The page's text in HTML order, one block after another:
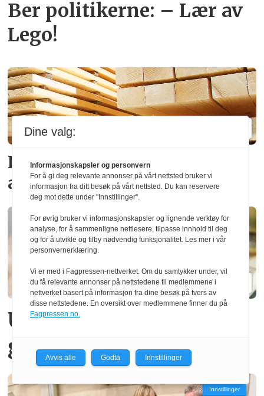
Ber politikerne: – Lær av
Lego!
Fortsatt svakttrelastsalg i
april
Urter dyrket i norsk
gran
Innstillinger
Dine valg:
Informasjonskapsler og personvern
For å gi deg relevante annonser på vårt nettsted bruker vi
informasjon fra ditt besøk på vårt nettsted. Du kan reservere
deg mot dette under "Innstillinger".
For øvrig bruker vi informasjonskapsler og lignende verktøy for
analyse, for å sammenligne nettlesere, tilpasse innhold til deg
og for å utvikle og tilby nødvendig funksjonalitet. Les mer i vår
personvernerklæring.
Vi er med i Fagpressen-nettverket. Om du samtykker under, vil
du få relevante annonser på nettstedene til medlemmene i
nettverket basert på informasjon fra dine besøk på tvers av
disse nettstedene. En oversikt over medlemmene finner du på
Fagpressen.no.
Avvis alle Godta Innstillinger